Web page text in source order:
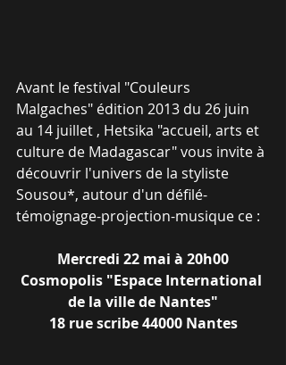
Avant le festival "Couleurs
Malgaches" édition 2013 du 26 juin
au 14 juillet , Hetsika "accueil, arts et
culture de Madagascar" vous invite à
découvrir l'univers de la styliste
Sousou*, autour d'un défilé-
témoignage-projection-musique ce :
Mercredi 22 mai à 20h00
Cosmopolis "Espace International
de la ville de Nantes"
18 rue scribe 44000 Nantes